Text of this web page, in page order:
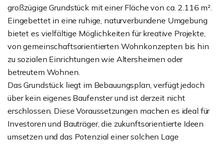
großzügige Grundstück mit einer Fläche von ca. 2.116 m².
Eingebettet in eine ruhige, naturverbundene Umgebung
bietet es vielfältige Möglichkeiten für kreative Projekte,
von gemeinschaftsorientierten Wohnkonzepten bis hin
zu sozialen Einrichtungen wie Altersheimen oder
betreutem Wohnen.
Das Grundstück liegt im Bebauungsplan, verfügt jedoch
über kein eigenes Baufenster und ist derzeit nicht
erschlossen. Diese Voraussetzungen machen es ideal für
Investoren und Bauträger, die zukunftsorientierte Ideen
umsetzen und das Potenzial einer solchen Lage